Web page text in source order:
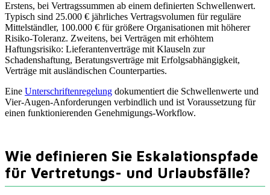
Erstens, bei Vertragssummen ab einem definierten Schwellenwert.
Typisch sind 25.000 € jährliches Vertragsvolumen für reguläre
Mittelständler, 100.000 € für größere Organisationen mit höherer
Risiko-Toleranz. Zweitens, bei Verträgen mit erhöhtem
Haftungsrisiko: Lieferantenverträge mit Klauseln zur
Schadenshaftung, Beratungsverträge mit Erfolgsabhängigkeit,
Verträge mit ausländischen Counterparties.
Eine Unterschriftenregelung dokumentiert die Schwellenwerte und
Vier-Augen-Anforderungen verbindlich und ist Voraussetzung für
einen funktionierenden Genehmigungs-Workflow.
Wie definieren Sie Eskalationspfade
für Vertretungs- und Urlaubsfälle?